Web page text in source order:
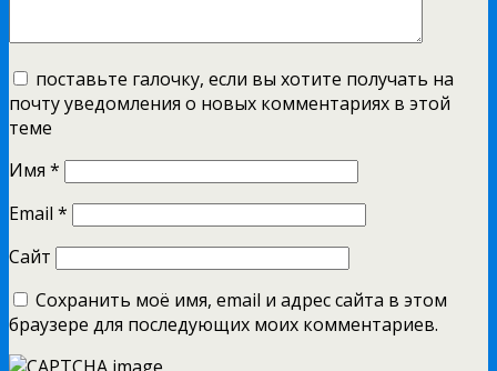
поставьте галочку, если вы хотите получать на
почту уведомления о новых комментариях в этой
теме
Имя *
Email *
Сайт
Сохранить моё имя, email и адрес сайта в этом
браузере для последующих моих комментариев.